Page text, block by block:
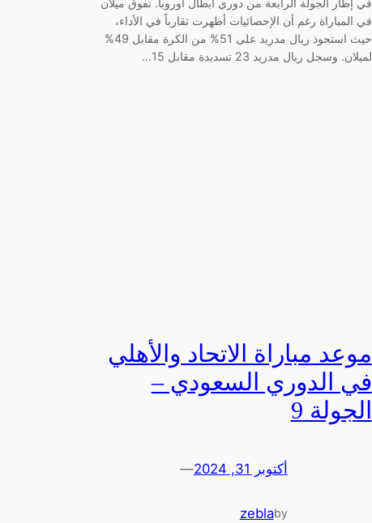
في إطار الجولة الرابعة من دوري أبطال أوروبا. تفوق ميلان
في المباراة رغم أن الإحصائيات أظهرت تقارباً في الأداء،
حيث استحوذ ريال مدريد على 51% من الكرة مقابل 49%
لميلان. وسجل ريال مدريد 23 تسديدة مقابل 15…
موعد مباراة الاتحاد والأهلي
في الدوري السعودي –
الجولة 9
أكتوبر 31, 2024 —
by
zebla